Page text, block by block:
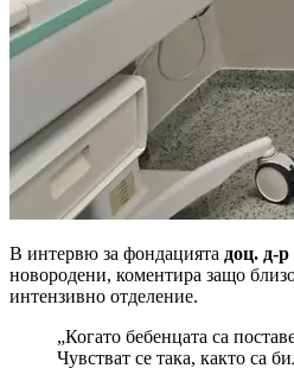
В интервю за фондацията доц. д-
новородени, коментира защо
интензивно отделение.
„Когато бебенцата са
Чувстват се така, както са